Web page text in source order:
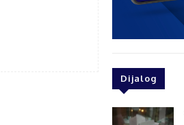
Dijalog